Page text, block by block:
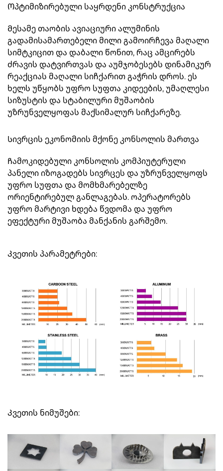
Ოპტიმიზირებული საყრდენი კონსტრუქცია
Მესამე თაობის ავიაციური ალუმინის
გადამისამართებელი მილი გამოირჩევა მაღალი
სიმტკიცით და დაბალი წონით, რაც ამცირებს
ძრავის დატვირთვას და აუმჯობესებს დინამიკურ
რეაქციას მაღალი სიჩქარით გაჭრის დროს. ეს
ხელს უწყობს უფრო სუფთა კიდეების, უმაღლესი
სიზუსტის და სტაბილური მუშაობის
უზრუნველყოფას მაქსიმალურ სიჩქარეზე.
Სივრცის ეკონომიის მქონე კონსოლის მართვა
Ჩამოკიდებული კონსოლის კომპიუტერული
პანელი იზოგადებს სივრცეს და უზრუნველყოფს
უფრო სუფთა და მომხმარებელზე
ორიენტირებულ განლაგებას. ოპერატორებს
უფრო მარტივი ხდება წვდომა და უფრო
ეფექტური მუშაობა მანქანის გარშემო.
Კვეთის პარამეტრები:
Კვეთის ნიმუშები: